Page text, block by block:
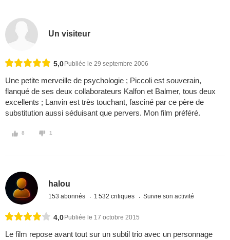
Un visiteur
5,0 Publiée le 29 septembre 2006
Une petite merveille de psychologie ; Piccoli est souverain,
flanqué de ses deux collaborateurs Kalfon et Balmer, tous deux
excellents ; Lanvin est très touchant, fasciné par ce père de
substitution aussi séduisant que pervers. Mon film préféré.
8 1
halou
153 abonnés 1 532 critiques Suivre son activité
4,0 Publiée le 17 octobre 2015
Le film repose avant tout sur un subtil trio avec un personnage